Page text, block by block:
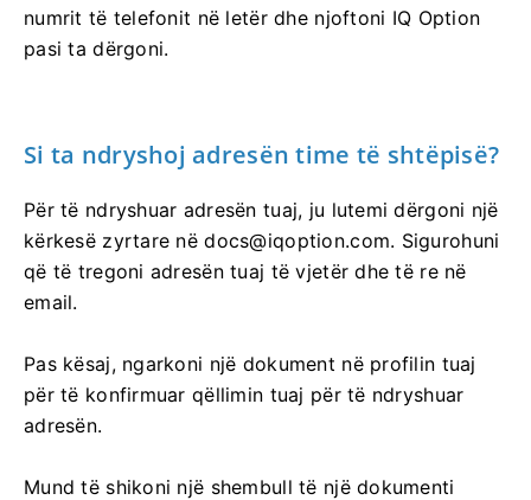
numrit të telefonit në letër dhe njoftoni IQ Option
pasi ta dërgoni.
Si ta ndryshoj adresën time të shtëpisë?
Për të ndryshuar adresën tuaj, ju lutemi dërgoni një
kërkesë zyrtare nëdocs@iqoption.com. Sigurohuni
që të tregoni adresën tuaj të vjetër dhe të re në
email.
Pas kësaj, ngarkoni një dokument në profilin tuaj
për të konfirmuar qëllimin tuaj për të ndryshuar
adresën.
Mund të shikoni një shembull të një dokumenti